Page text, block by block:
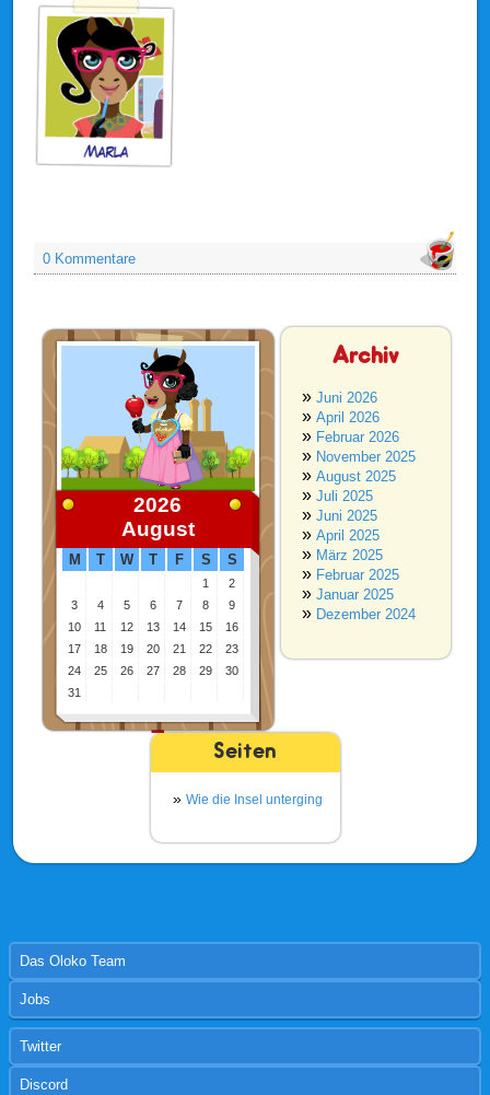
0 Kommentare
2026
August
M T W T F S S
1
2
3
4 5 6 7 8
9
10
11 12 13 14 15
16
17
18 19 20 21 22
23
24
25 26 27 28 29
30
31
Archiv
Juni 2026
April 2026
Februar 2026
November 2025
August 2025
Juli 2025
Juni 2025
April 2025
März 2025
Februar 2025
Januar 2025
Dezember 2024
Seiten
Wie die Insel unterging
Das Oloko Team
Jobs
Twitter
Discord